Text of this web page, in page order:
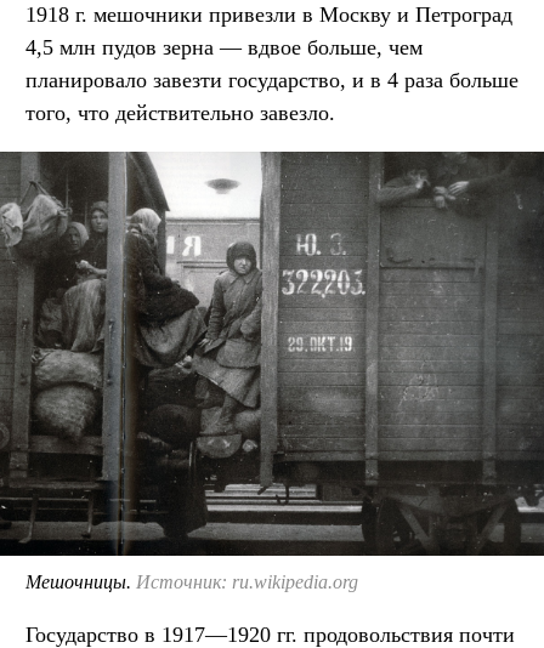
1918 г. мешочники привезли в Москву и Петроград
4,5 млн пудов зерна — вдвое больше, чем
планировало завезти государство, и в 4 раза больше
того, что действительно завезло.
Мешочницы. Источник: ru.wikipedia.org
Государство в 1917—1920 гг. продовольствия почти